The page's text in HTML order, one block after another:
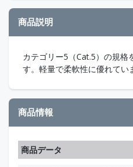
商品説明
カテゴリー5（Cat.5）の規格
す。軽量で柔軟性に優れてい
商品情報
商品データ